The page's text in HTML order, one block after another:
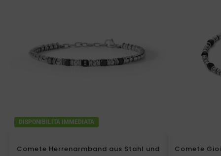
DISPONIBILITA IMMEDIATA
Comete Herrenarmband aus Stahl und
Comete